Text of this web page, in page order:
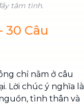
tâm tình.
30 Câu
chỉ nằm ở câu
Lời chúc ý nghĩa là
tình thân và